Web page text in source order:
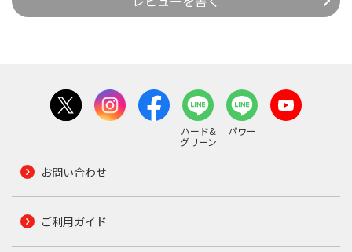
ハード&
グリーン
パワー
お問い合わせ
ご利用ガイド